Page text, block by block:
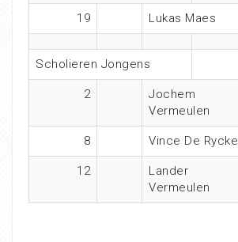
19 Lukas Maes
Scholieren Jongens
2
Jochem
Vermeulen
8 Vince De Rycke
12
Lander
Vermeulen